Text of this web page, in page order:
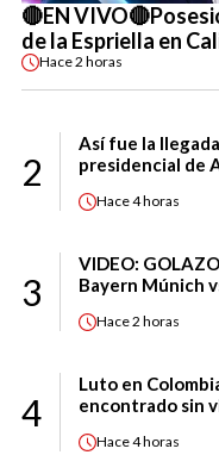
🔴EN
de la Espriella en
Hace2 horas
2
Así fue la
presidencial de
Hace4 horas
3
VIDEO:
Bayern Múnich
Hace2 horas
4
Luto en
encontrado sin
Hace4 horas